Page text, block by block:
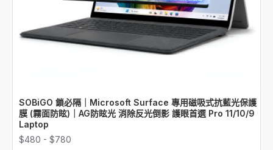
SOBiGO 鎖必隔｜Microsoft Surface 專用磁吸式抗藍光保護
膜 (霧面防眩)｜AG防眩光 消除反光倒影 護眼首選 Pro 11/10/9
Laptop
$480 - $780